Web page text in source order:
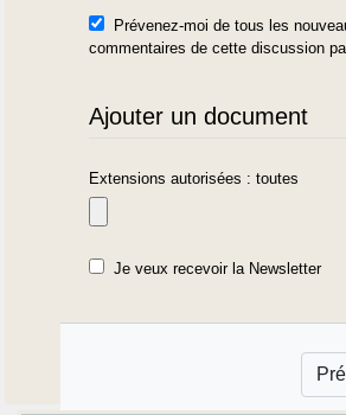
Prévenez-moi de tous les
commentaires de cette discussion
Ajouter un document
Extensions autorisées : toutes
Je veux recevoir la Newsletter